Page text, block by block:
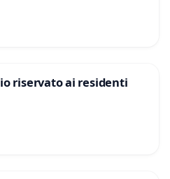
riservato ai residenti